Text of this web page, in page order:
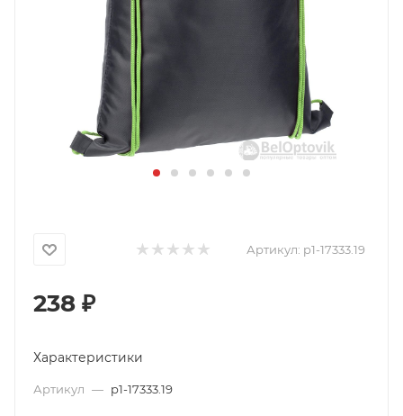
Артикул: p1-17333.19
238 ₽
Характеристики
Артикул — p1-17333.19